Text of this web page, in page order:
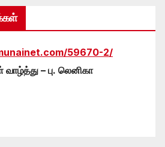
59670-2/
வாழ்த்து – பு. லெனிகா